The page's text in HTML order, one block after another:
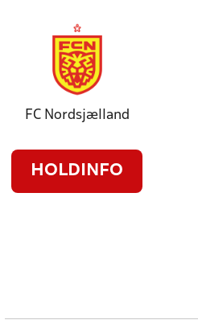
FC Nordsjælland
HOLDINFO